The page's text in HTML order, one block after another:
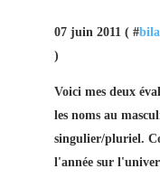
07 juin 2011 ( #
)
Voici mes deux
les noms au
singulier/pluriel.
l'année sur